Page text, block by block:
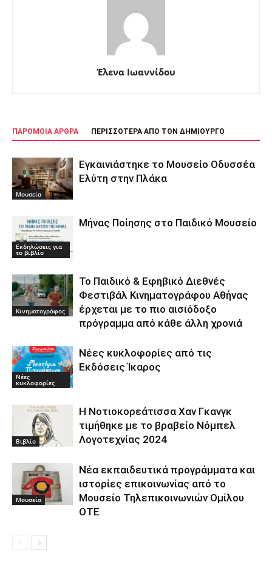
Έλενα Ιωαννίδου
ΠΑΡΟΜΟΙΑ ΑΡΘΡΑ ΠΕΡΙΣΣΟΤΕΡΑ ΑΠΟ ΤΟΝ ΔΗΜΙΟΥΡΓΟ
Μουσεία
Εγκαινιάστηκε το Μουσείο Οδυσσέα
Ελύτη στην Πλάκα
Εκδηλώσεις για
το βιβλίο
Μήνας Ποίησης στο Παιδικό Μουσείο
Κινηματογράφος
Το Παιδικό & Εφηβικό Διεθνές
Φεστιβάλ Κινηματογράφου Αθήνας
έρχεται με το πιο αισιόδοξο
πρόγραμμα από κάθε άλλη χρονιά
Νέες
κυκλοφορίες
Νέες κυκλοφορίες από τις
Εκδόσεις Ίκαρος
Βιβλίο
Η Νοτιοκορεάτισσα Χαν Γκανγκ
τιμήθηκε με το βραβείο Νόμπελ
Λογοτεχνίας 2024
Μουσεία
Νέα εκπαιδευτικά προγράμματα και
ιστορίες επικοινωνίας από το
Μουσείο Τηλεπικοινωνιών Ομίλου
ΟΤΕ